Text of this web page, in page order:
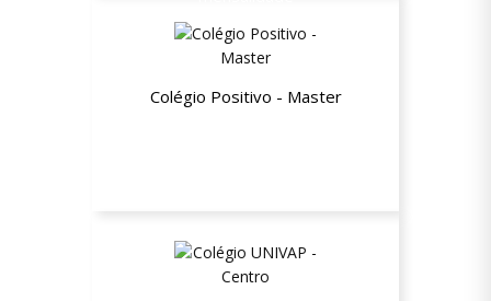
Colégio Positivo - Master